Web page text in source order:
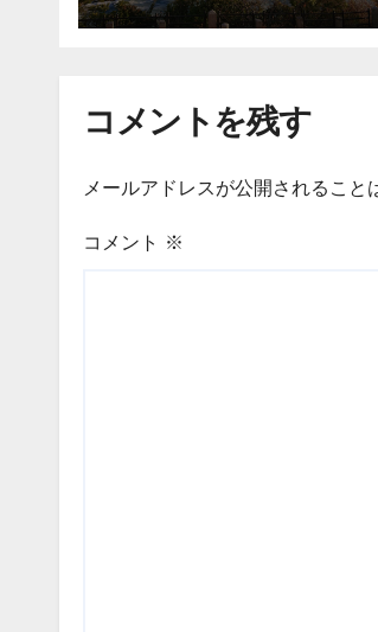
コメントを残す
メールアドレスが公開されること
コメント ※